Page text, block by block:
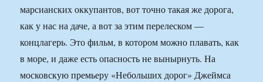
марсианских оккупантов, вот точно такая же дорога,
как у нас на даче, а вот за этим перелеском —
концлагерь. Это фильм, в котором можно плавать, как
в море, и даже есть опасность не вынырнуть. На
московскую премьеру «Небольших дорог» Джеймса